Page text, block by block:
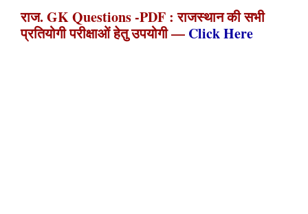
राज. GK Questions -PDF : राजस्थान की सभी
प्रतियोगी परीक्षाओं हेतु उपयोगी — Click Here